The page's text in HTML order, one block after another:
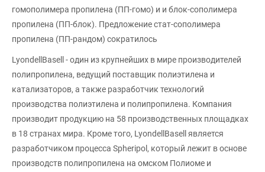
гомополимера пропилена (ПП-гомо) и и блок-сополимера
пропилена (ПП-блок). Предложение стат-сополимера
пропилена (ПП-рандом) сократилось
LyondellBasell - один из крупнейших в мире производителей
полипропилена, ведущий поставщик полиэтилена и
катализаторов, а также разработчик технологий
производства полиэтилена и полипропилена. Компания
производит продукцию на 58 производственных площадках
в 18 странах мира. Кроме того, LyondellBasell является
разработчиком процесса Spheripol, который лежит в основе
производств полипропилена на омском Полиоме и